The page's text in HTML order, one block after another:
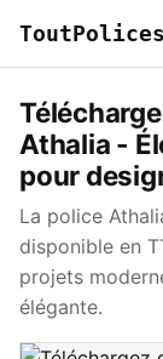
ToutPolices
Athalia -
pour
La police
disponible en
projets
élégante.